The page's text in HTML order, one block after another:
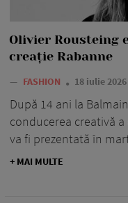
Olivier Rousteing
creație Rabanne
— FASHION 18 iulie 2026
După 14 ani la
conducerea creativă a
va fi prezentată în
+ MAI MULTE